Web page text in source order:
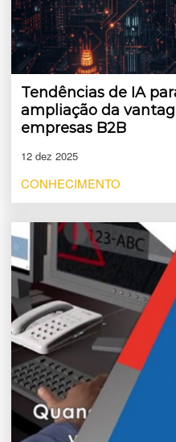
Tendências de IA
ampliação da
empresas B2B
12 dez 2025
CONHECIMENTO